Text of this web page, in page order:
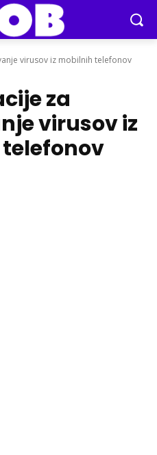
virusov iz mobilnih telefonov
za
virusov iz